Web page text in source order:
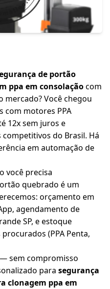
de portão
ppa em consolaçãocom
Você chegou
com motores PPA
12x sem juros e
do Brasil. Há
em automação de
você precisa
quebrado é um
orçamento em
agendamento de
SP, e estoque
(PPA Penta,
sem compromisso
para segurança
clonagem ppa em